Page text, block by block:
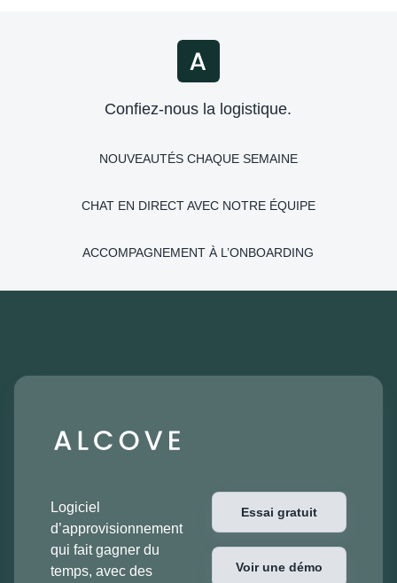
Confiez-nous la logistique.
NOUVEAUTÉS CHAQUE SEMAINE
CHAT EN DIRECT AVEC NOTRE ÉQUIPE
ACCOMPAGNEMENT À L’ONBOARDING
Logiciel
d’approvisionnement
qui fait gagner du
temps, avec des
Essai gratuit
Voir une démo